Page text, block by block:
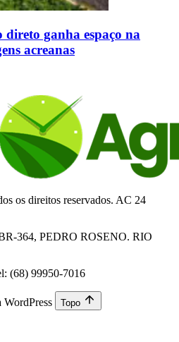
ganha espaço na
acreanas
os direitos reservados. AC 24
364, PEDRO ROSENO. RIO
(68) 99950-7016
Topo